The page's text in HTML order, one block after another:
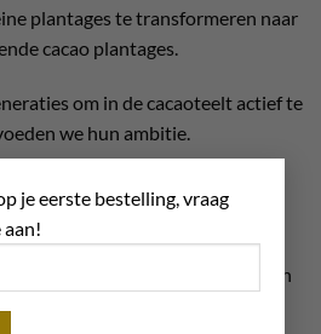
je eerste bestelling, vraag
plantages te transformeren naar
cacao plantages.
om in de cacaoteelt actief te
we hun ambitie.
en dragen we bij aan de
meer vrouwen en jonge boeren.
financieel onafhankelijk te maken